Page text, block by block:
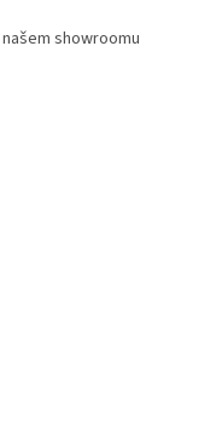
showroomu